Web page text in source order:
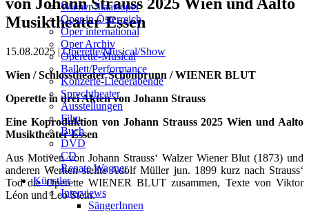
Wiener Staatsoper
Oper in Österreich
Oper international
Oper Archiv
Operette-Musical
Ballett/Performance
Konzerte-Liederabende
Sprechtheater
Ausstellungen
Film
Buch
DVD
CD
Renate Wagner
Künstler
Interviews
SängerInnen
Musiktheater Essen
15.08.2025 |Operette/Musical/Show
Wien / Schlosstheater Schönbrunn / WIENER BLUT
Operette in drei Akten von Johann Strauss
Eine Koproduktion von Johann Strauss 2025 Wien und Aalto
Musiktheater Essen
Aus Motiven von Johann Strauss‘ Walzer Wiener Blut (1873) und
anderen Werken stellte Adolf Müller jun. 1899 kurz nach Strauss‘
Tod die Operette WIENER BLUT zusammen, Texte von Viktor
Léon und Leo Stein.